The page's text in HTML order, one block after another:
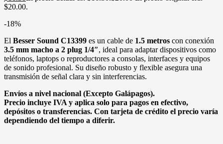
$20.00.
-18%
El Besser Sound C13399 es un cable de 1.5 metros con conexión
3.5 mm macho a 2 plug 1/4″, ideal para adaptar dispositivos como
teléfonos, laptops o reproductores a consolas, interfaces y equipos
de sonido profesional. Su diseño robusto y flexible asegura una
transmisión de señal clara y sin interferencias.
Envíos a nivel nacional (Excepto Galápagos).
Precio incluye IVA y aplica solo para pagos en efectivo,
depósitos o transferencias. Con tarjeta de crédito el precio varía
dependiendo del tiempo a diferir.